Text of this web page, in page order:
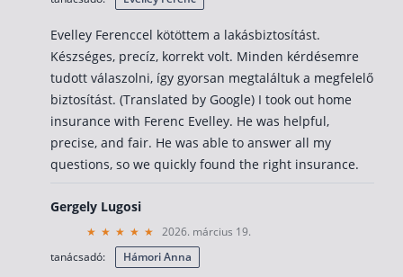
Evelley Ferenccel kötöttem a lakásbiztosítást.
Készséges, precíz, korrekt volt. Minden kérdésemre
tudott válaszolni, így gyorsan megtaláltuk a megfelelő
biztosítást. (Translated by Google) I took out home
insurance with Ferenc Evelley. He was helpful,
precise, and fair. He was able to answer all my
questions, so we quickly found the right insurance.
Gergely Lugosi
2026. március 19.
tanácsadó:
Hámori Anna